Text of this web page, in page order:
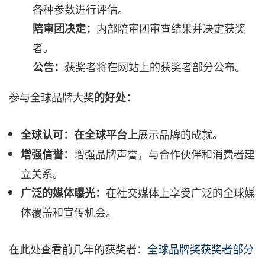
各种参数进行评估。
陪审团决定： 内部陪审团审查结果并决定获奖
者。
公告： 获奖者将在网站上的获奖者部分公布。
参与全球品牌大奖的好处：
全球认可：在全球平台上展示品牌的成就。
增强信誉： 增强品牌声誉，与合作伙伴和消费者建
立关系。
广泛的媒体曝光： 在社交媒体上享受广泛的全球媒
体覆盖和宣传机会。
在此处查看前几年的获奖者： 全球品牌奖获奖者部分